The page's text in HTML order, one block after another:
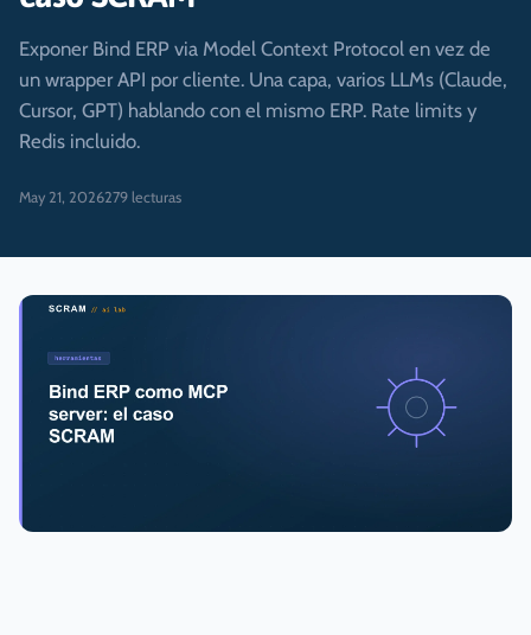
Exponer Bind ERP via Model Context Protocol en vez de
un wrapper API por cliente. Una capa, varios LLMs (Claude,
Cursor, GPT) hablando con el mismo ERP. Rate limits y
Redis incluido.
May 21, 2026279 lecturas